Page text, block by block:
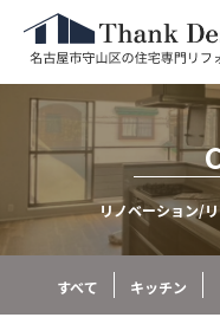
リノベーション/
すべて キッチン